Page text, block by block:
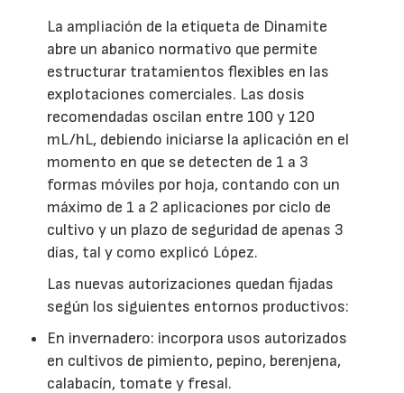
La ampliación de la etiqueta de Dinamite
abre un abanico normativo que permite
estructurar tratamientos flexibles en las
explotaciones comerciales. Las dosis
recomendadas oscilan entre 100 y 120
mL/hL, debiendo iniciarse la aplicación en el
momento en que se detecten de 1 a 3
formas móviles por hoja, contando con un
máximo de 1 a 2 aplicaciones por ciclo de
cultivo y un plazo de seguridad de apenas 3
días, tal y como explicó López.
Las nuevas autorizaciones quedan fijadas
según los siguientes entornos productivos:
En invernadero: incorpora usos autorizados
en cultivos de pimiento, pepino, berenjena,
calabacín, tomate y fresal.